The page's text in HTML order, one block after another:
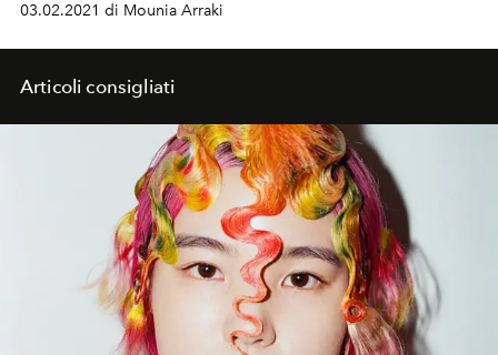
03.02.2021 di Mounia Arraki
Articoli consigliati